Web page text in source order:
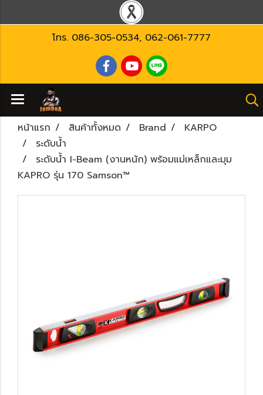
โทร. 086-305-0534, 062-061-7777
หน้าแรก สินค้าทั้งหมด Brand
KARPO
ระดับน้ำ
ระดับน้ำ I-Beam (งานหนัก) พร้อมแม่เหล็กและมุม
KAPRO รุ่น 170 Samson™